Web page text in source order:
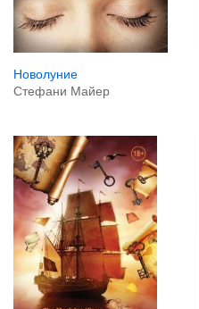
Новолуние
Стефани Майер